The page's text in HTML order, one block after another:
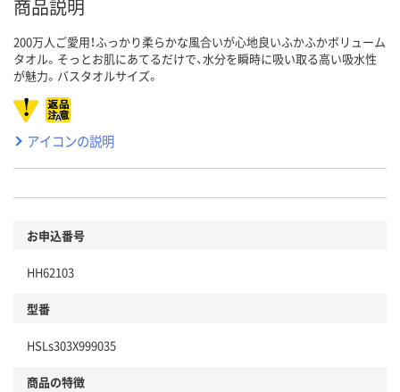
商品説明
200万人ご愛用！ふっかり柔らかな風合いが心地良いふかふかボリューム
タオル。そっとお肌にあてるだけで、水分を瞬時に吸い取る高い吸水性
が魅力。バスタオルサイズ。
アイコンの説明
お申込番号
HH62103
型番
HSLs303X999035
商品の特徴